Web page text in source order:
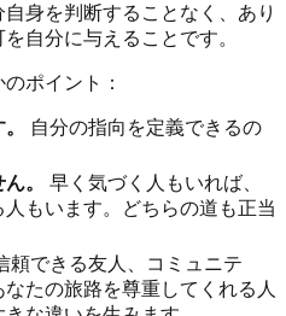
身を判断することなく、あり
自分に与えることです。
ポイント：
自分の指向を定義できるの
。
早く気づく人もいれば、
もいます。どちらの道も正当
頼できる友人、コミュニテ
たの旅路を尊重してくれる人